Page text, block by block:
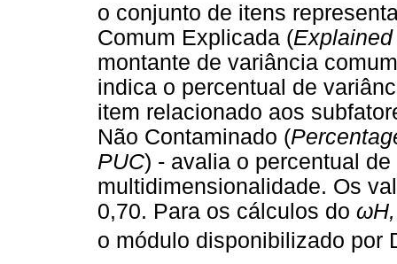
o conjunto de itens
Comum Explicada (
montante de variância
indica o percentual de
item relacionado aos
Não Contaminado (
PUC) - avalia o percentual
multidimensionalidade. Os
0,70. Para os cálculos do ωH,
o módulo disponibilizado por